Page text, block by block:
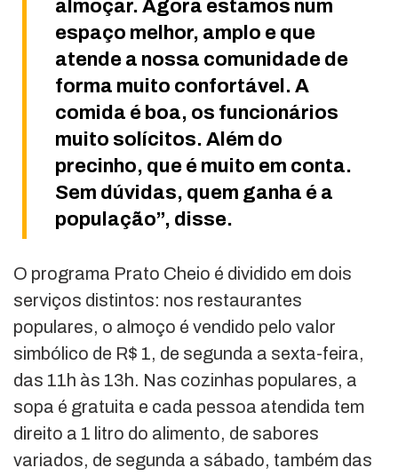
almoçar. Agora estamos num
espaço melhor, amplo e que
atende a nossa comunidade de
forma muito confortável. A
comida é boa, os funcionários
muito solícitos. Além do
precinho, que é muito em conta.
Sem dúvidas, quem ganha é a
população”, disse.
O programa Prato Cheio é dividido em dois
serviços distintos: nos restaurantes
populares, o almoço é vendido pelo valor
simbólico de R$ 1, de segunda a sexta-feira,
das 11h às 13h. Nas cozinhas populares, a
sopa é gratuita e cada pessoa atendida tem
direito a 1 litro do alimento, de sabores
variados, de segunda a sábado, também das